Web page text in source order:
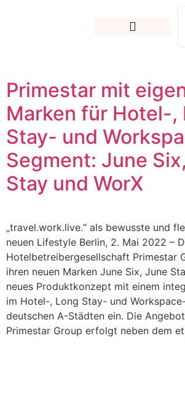
Primestar mit
Marken für Hotel-,
Stay- und
Segment: June
Stay und WorX
„travel.work.live.“ als bewusste und
neuen Lifestyle Berlin, 2. Mai 2022 –
Hotelbetreibergesellschaft Primestar
ihren neuen Marken June Six, June
neues Produktkonzept mit einem
im Hotel-, Long Stay- und
deutschen A-Städten ein. Die
Primestar Group erfolgt neben dem